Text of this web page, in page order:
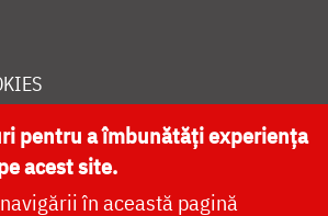
CATEDRALA NAȚIONALĂ
pentru a îmbunătăți experiența
acest site.
în această pagină